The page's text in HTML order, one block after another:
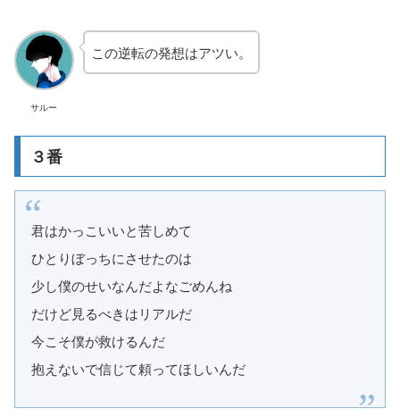
サルー
この逆転の発想はアツい。
３番
君はかっこいいと苦しめて
ひとりぼっちにさせたのは
少し僕のせいなんだよなごめんね
だけど見るべきはリアルだ
今こそ僕が救けるんだ
抱えないで信じて頼ってほしいんだ